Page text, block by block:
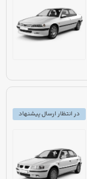
در انتظار ارسال پیشنهاد